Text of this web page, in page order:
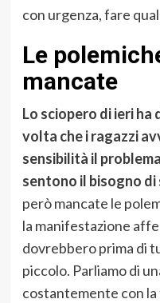
con urgenza, fare
Le
mancate
Lo sciopero di ieri
volta che i ragazzi
sensibilità il
sentono il bisogno di
però mancate le
la manifestazione
dovrebbero prima di
piccolo. Parliamo di
costantemente con